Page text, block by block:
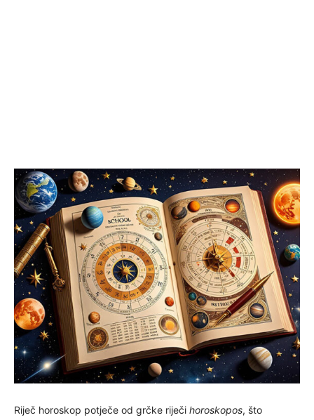
Riječ horoskop potječe od grčke riječi horoskopos, što